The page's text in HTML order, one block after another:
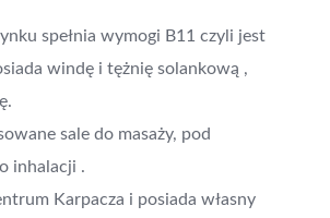
spełnia wymogi B11 czyli jest
windę i tężnię solankową ,
sale do masaży, pod
inhalacji .
Karpacza i posiada własny